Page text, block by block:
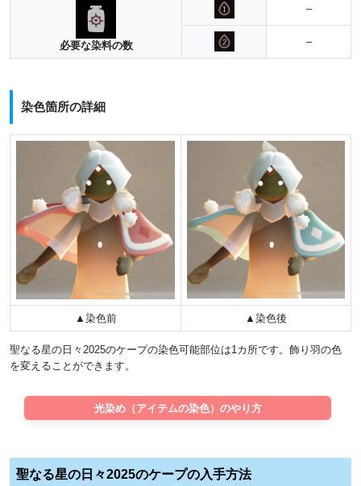
必要な染料の数
–
–
染色箇所の詳細
▲染色前 ▲染色後
聖なる星の日々2025のケープの染色可能部位は1カ所です。飾り羽の色
を変えることができます。
光染め（アイテムの染色）のやり方
聖なる星の日々2025のケープの入手方法